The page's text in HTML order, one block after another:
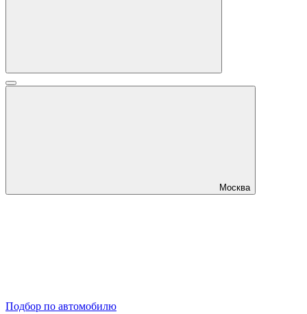
Москва
Подбор по автомобилю